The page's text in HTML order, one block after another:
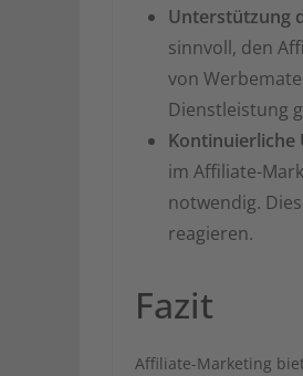
Unterstützung
sinnvoll, den
von
Dienstleistung
Kontinuierliche
im Affiliate-
notwendig.
reagieren.
Fazit
Affiliate-Marketing